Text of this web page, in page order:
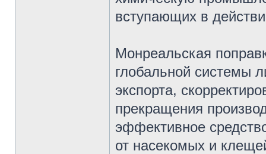
вступающих в
Монреальская
глобальной системы
экспорта,
прекращения
эффективное
от насекомых и